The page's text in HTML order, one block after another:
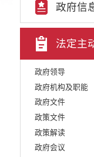
政府信
法定主
政府领导
政府机构及职能
政府文件
政策文件
政策解读
政府会议